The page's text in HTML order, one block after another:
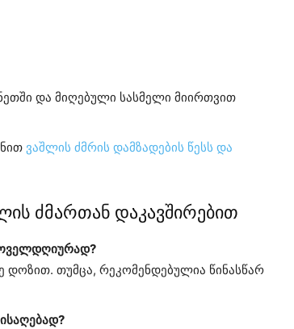
და მიღებული სასმელი მიირთვით
ვაშლის ძმრის დამზადების წესს და
ძმართან დაკავშირებით
თუმცა, რეკომენდებულია წინასწარ